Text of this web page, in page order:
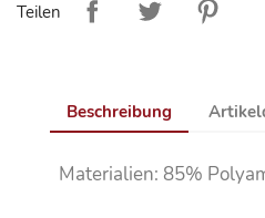
Teilen
Beschreibung
Materialien: 85%